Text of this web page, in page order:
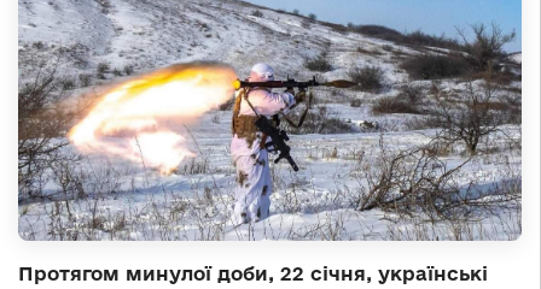
Протягом минулої доби, 22 січня, українські